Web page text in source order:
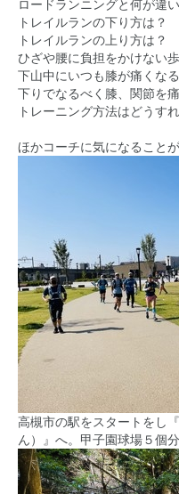
ロードランニングと何が違
トレイルランの下り方は？
トレイルランの上り方は？
ひざや腰に負担をかけない
下山中にいつも膝が痛くな
下りでなるべく膝、関節を
トレーニング方法はどうす
ほかコーチに気になること
高槻市の駅をスタートをし
ん）』へ。甲子園球場５個